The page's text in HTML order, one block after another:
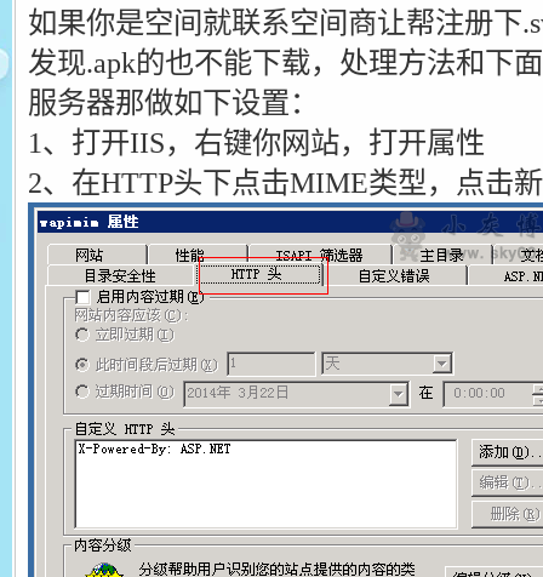
如果你是空间就联系空间商让帮注册下
发现.apk的也不能下载，处理方法和下
服务器那做如下设置：
1、打开IIS，右键你网站，打开属性
2、在HTTP头下点击MIME类型，点击